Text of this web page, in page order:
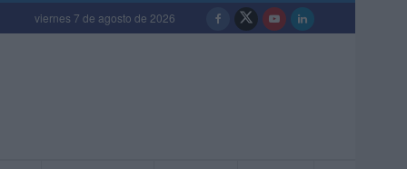
viernes 7 de agosto de 2026